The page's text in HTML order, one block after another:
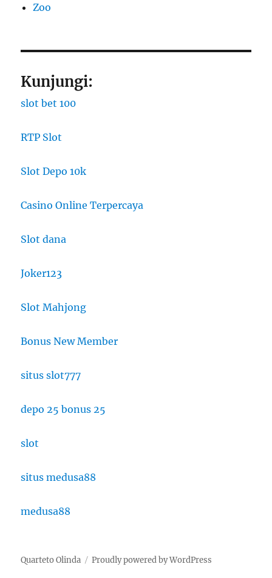
Zoo
Kunjungi:
slot bet 100
RTP Slot
Slot Depo 10k
Casino Online Terpercaya
Slot dana
Joker123
Slot Mahjong
Bonus New Member
situs slot777
depo 25 bonus 25
slot
situs medusa88
medusa88
Quarteto Olinda Proudly powered by WordPress